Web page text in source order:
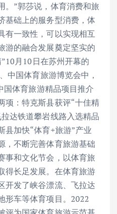
。”郭莎说，体育消费和旅
基础上的服务型消费，体
有一致性，可以实现相互
游的融合发展奠定坚实的
月10日在苏州开幕的
中国体育旅游博览会中，
体育旅游精品项目推介
项：特克斯县获评“十佳精
达铁道攀岩线路入选精品
县加快“体育+旅游”产业
，不断完善体育旅游基础
事和文化节会，以体育旅
得长足发展。在体育旅游
开发了峡谷漂流、飞拉达
形车等体育项目。2022